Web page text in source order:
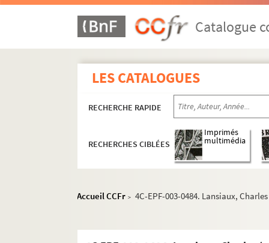
Catalogue
LES CATALOGUES
RECHERCHE RAPIDE
RECHERCHES CIBLÉES
Imprimés
multimédia
Accueil CCFr > 4C-EPF-003-0484. Lansiaux,